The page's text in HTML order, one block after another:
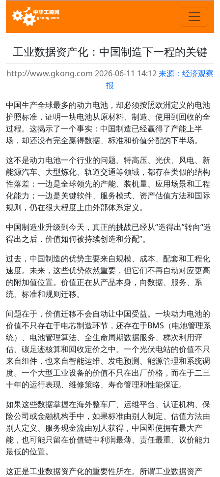
工业数据资产化：中国制造下一程的关键
http://www.gkong.com 2026-06-11 14:12来源：经济观察
报
中国生产全球最多的动力电池，却必须按照欧洲定义的电池
护照标准，证明一块电池从原材料、制造、使用到回收的全
过程。这揭示了一个事实：中国制造已经赢得了产能上半
场，却还没有完全赢得数据、标准和价值分配的下半场。
这不是动力电池一个行业的问题。特高压、光伏、风电、新
能源汽车、大型炼化、轨道交通等领域，都存在类似的结构
性落差：一边是全球领先的产能、装机量、应用场景和工程
化能力；一边是关键软件、服务模式、资产估值方法和国际
规则，仍在很大程度上由外部体系定义。
中国制造业升级到今天，真正的挑战已经从“造得出”转向“造
得出之后，价值如何被持续创造和分配”。
过去，中国制造的优势主要来自规模、成本、配套和工程化
速度。未来，这些优势依然重要，但它们不再自动对应更高
的附加值位置。价值正在从产品本身，向数据、服务、系
统、标准和规则迁移。
问题在于，价值迁移不会自动让中国受益。一块动力电池的
价值不只存在于电芯制造环节，还存在于BMS（电池管理系
统）、电池管理算法、全生命周期数据服务、梯次利用评
估、碳足迹核算和回收定价之中。一个光伏电站的价值不只
来自组件，也来自智能运维、发电预测、能源管理和系统调
度。一个大型工业设备的价值不只在出厂价格，而在于二三
十年的运行表现、维修策略、寿命管理和性能保证。
如果这些数据掌握在海外整车厂、运维平台、认证机构、保
险公司或金融机构手中，如果标准由别人制定、估值方法由
别人定义、服务现金流由别人获得，中国即使拥有最大产
能，也可能只留在价值链中利润最薄、责任最重、议价能力
最低的位置。
这正是工业数据资产化的重要性所在。所谓工业数据资产